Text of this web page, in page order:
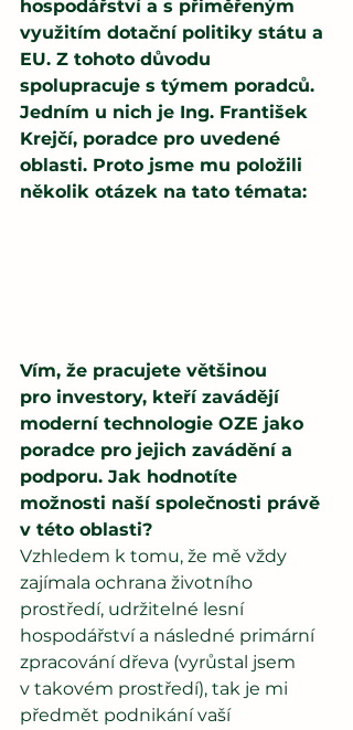
hospodářství a s přiměřeným
využitím dotační politiky státu a
EU. Z tohoto důvodu
spolupracuje s týmem poradců.
Jedním u nich je Ing. František
Krejčí, poradce pro uvedené
oblasti. Proto jsme mu položili
několik otázek na tato témata:
Vím, že pracujete většinou
pro investory, kteří zavádějí
moderní technologie OZE jako
poradce pro jejich zavádění a
podporu. Jak hodnotíte
možnosti naší společnosti právě
v této oblasti?
Vzhledem k tomu, že mě vždy
zajímala ochrana životního
prostředí, udržitelné lesní
hospodářství a následné primární
zpracování dřeva (vyrůstal jsem
v takovém prostředí), tak je mi
předmět podnikání vaší